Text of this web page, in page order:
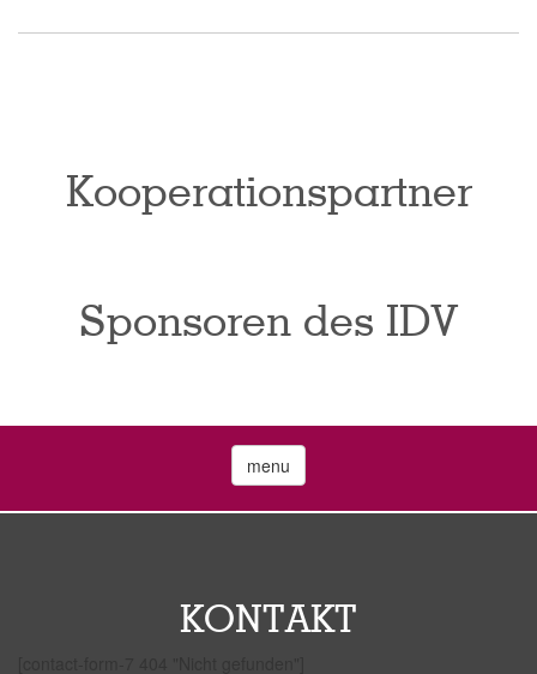
Kooperationspartner
Sponsoren des IDV
menu
KONTAKT